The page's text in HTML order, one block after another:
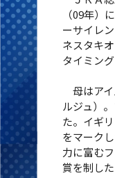
（09年）
ーサイレ
ネスタキ
タイミン
母はアイ
ルジュ）
た。イギ
をマーク
力に富む
賞を制し